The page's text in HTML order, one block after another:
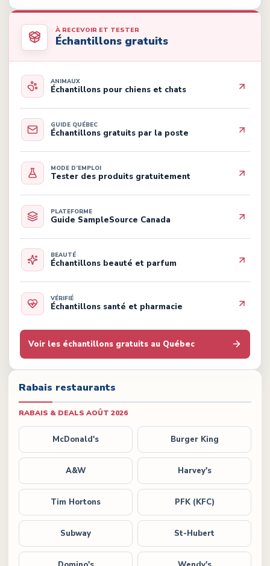
À RECEVOIR ET TESTER
Échantillons gratuits
ANIMAUX
Échantillons pour chiens et chats
GUIDE QUÉBEC
Échantillons gratuits par la poste
MODE D’EMPLOI
Tester des produits gratuitement
PLATEFORME
Guide SampleSource Canada
BEAUTÉ
Échantillons beauté et parfum
VÉRIFIÉ
Échantillons santé et pharmacie
Voir les échantillons gratuits au Québec
Rabais restaurants
RABAIS & DEALS AOÛT 2026
McDonald's Burger King
A&W Harvey's
Tim Hortons PFK (KFC)
Subway St-Hubert